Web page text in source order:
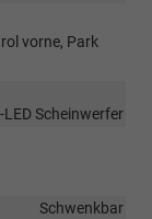
vorne, Park
Scheinwerfer
Schwenkbar